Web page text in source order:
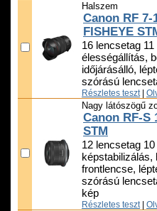
Halszem
Canon RF 7-
FISHEYE
16 lencsetag
élességállítás,
időjárásálló,
szórású
Részletes teszt
Nagy látószögű
Canon RF-S
STM
12 lencsetag
képstabilizálás,
frontlencse,
szórású
kép
Részletes teszt